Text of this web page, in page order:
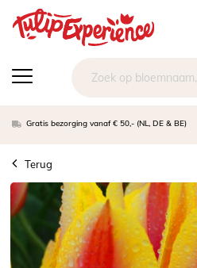
Gratis bezorging vanaf € 50,- (NL, DE & BE)
Terug